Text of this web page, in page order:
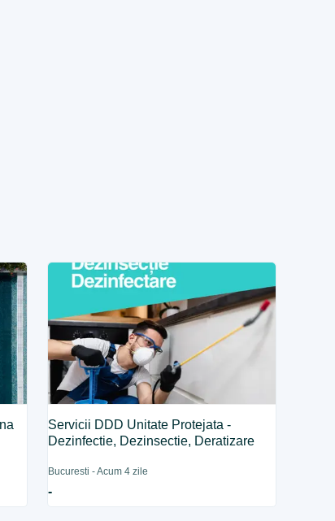
Servicii DDD Unitate Protejata -
Dezinfectie, Dezinsectie, Deratizare
Bucuresti - Acum 4 zile
-